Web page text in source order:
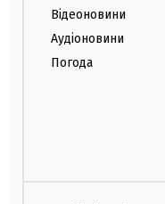
Відеоновини
Аудіоновини
Погода